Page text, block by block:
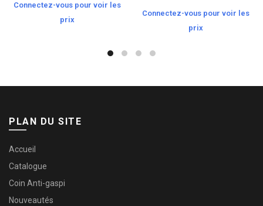
Connectez-vous pour voir les
prix
Connectez-vous pour voir les
prix
PLAN DU SITE
Accueil
Catalogue
Coin Anti-gaspi
Nouveautés